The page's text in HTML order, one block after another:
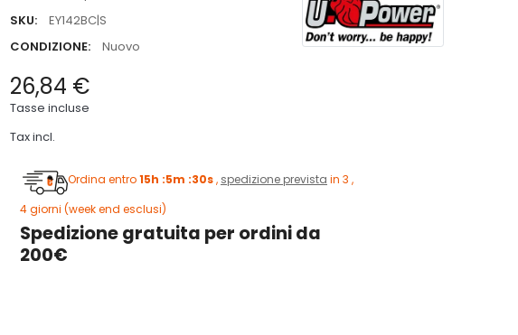
SKU:
EY142BC|S
CONDIZIONE:
Nuovo
26,84 €
Tasse incluse
Tax incl.
Ordina entro15h :5m :29s, spedizione previstain 3 ,
4 giorni (week end esclusi)
Spedizione gratuita per ordini da
200€